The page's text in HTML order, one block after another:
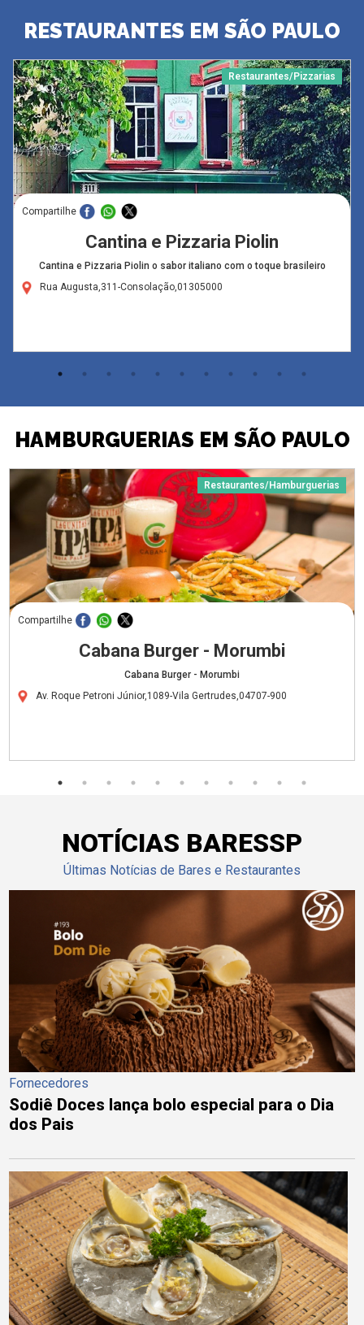
RESTAURANTES EM SÃO PAULO
Restaurantes/Pizzarias
Compartilhe
Cantina e Pizzaria Piolin
Cantina e Pizzaria Piolin o sabor italiano com o toque brasileiro
Rua Augusta,311-Consolação,01305000
HAMBURGUERIAS EM SÃO PAULO
Restaurantes/Hamburguerias
Compartilhe
Cabana Burger - Morumbi
Cabana Burger - Morumbi
Av. Roque Petroni Júnior,1089-Vila Gertrudes,04707-900
NOTÍCIAS BARESSP
Últimas Notícias de Bares e Restaurantes
Fornecedores
Sodiê Doces lança bolo especial para o Dia
dos Pais